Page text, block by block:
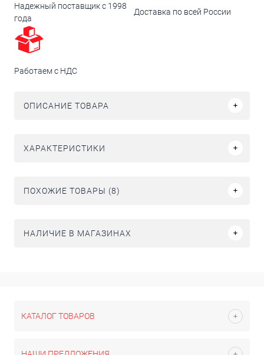
Надежный поставщик с 1998
года
Доставка по всей России
Работаем с НДС
ОПИСАНИЕ ТОВАРА
ХАРАКТЕРИСТИКИ
ПОХОЖИЕ ТОВАРЫ (8)
НАЛИЧИЕ В МАГАЗИНАХ
КАТАЛОГ ТОВАРОВ